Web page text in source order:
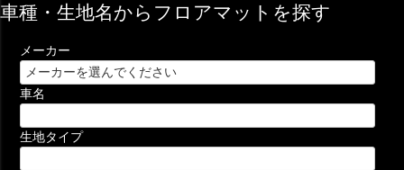
車種・生地名からフロアマットを探す
メーカー
車名
生地タイプ